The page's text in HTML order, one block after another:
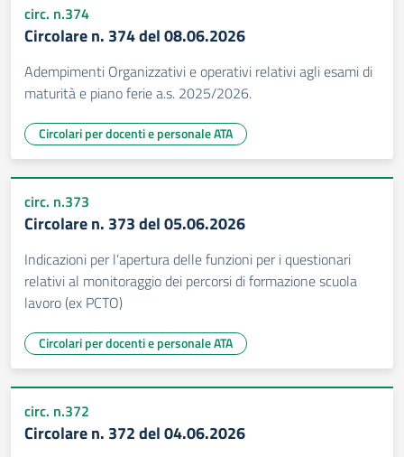
circ. n.374
Circolare n. 374 del 08.06.2026
Adempimenti Organizzativi e operativi relativi agli esami di
maturità e piano ferie a.s. 2025/2026.
Circolari per docenti e personale ATA
circ. n.373
Circolare n. 373 del 05.06.2026
Indicazioni per l’apertura delle funzioni per i questionari
relativi al monitoraggio dei percorsi di formazione scuola
lavoro (ex PCTO)
Circolari per docenti e personale ATA
circ. n.372
Circolare n. 372 del 04.06.2026